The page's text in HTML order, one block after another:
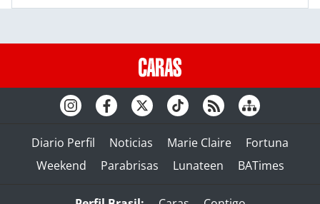
Diario Perfil Noticias Marie Claire
Fortuna
Weekend
Parabrisas Lunateen BATimes